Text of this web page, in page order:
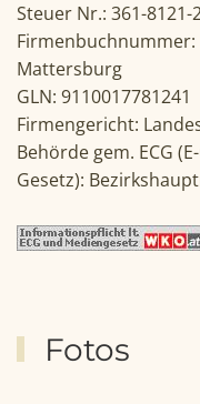
Steuer Nr.: 361-8121-
Firmenbuchnummer:
Mattersburg
GLN: 9110017781241
Firmengericht:
Behörde gem. ECG
Gesetz):
Fotos